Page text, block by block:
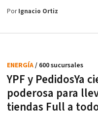
PorIgnacio Ortiz
YPF y PedidosYa
poderosa para
tiendas Full a
ENERGÍA/ 600 sucursales